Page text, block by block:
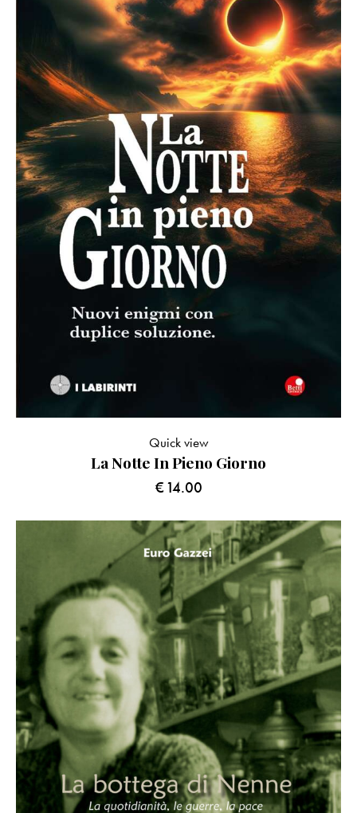
La Notte In Pieno Giorno
€14.00
Quick view